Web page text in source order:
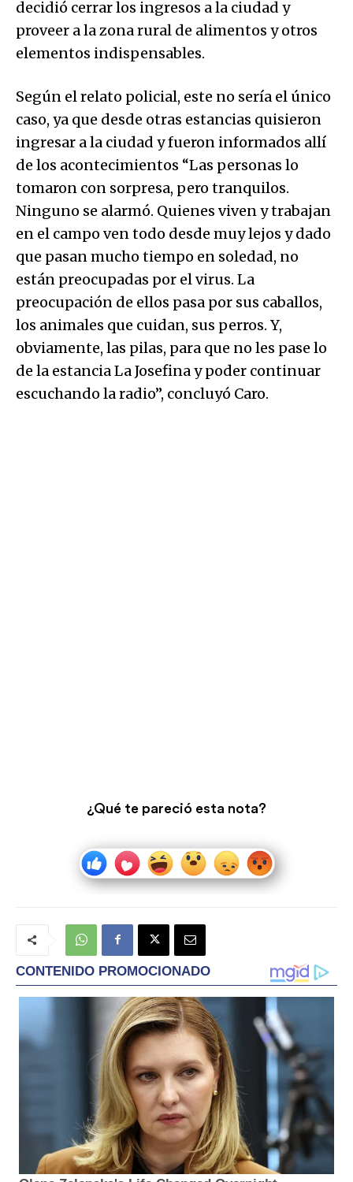
decidió cerrar los ingresos a la ciudad y
proveer a la zona rural de alimentos y otros
elementos indispensables.
Según el relato policial, este no sería el único
caso, ya que desde otras estancias quisieron
ingresar a la ciudad y fueron informados allí
de los acontecimientos “Las personas lo
tomaron con sorpresa, pero tranquilos.
Ninguno se alarmó. Quienes viven y trabajan
en el campo ven todo desde muy lejos y dado
que pasan mucho tiempo en soledad, no
están preocupadas por el virus. La
preocupación de ellos pasa por sus caballos,
los animales que cuidan, sus perros. Y,
obviamente, las pilas, para que no les pase lo
de la estancia La Josefina y poder continuar
escuchando la radio”, concluyó Caro.
¿Qué te pareció esta nota?